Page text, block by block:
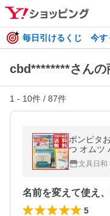
毎日引けるくじ 今す
cbd********さんの
1 - 10件 / 87件
ポンピタ
つ オムツ
供 名前つ
文具日和
5